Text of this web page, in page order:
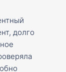
долго